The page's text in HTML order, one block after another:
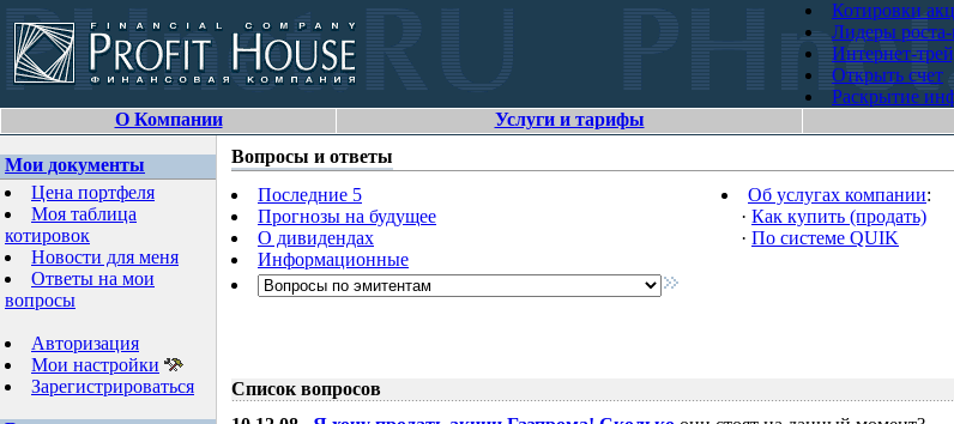
Котировки
Лидеры
Интернет-
Открыть счет
Раскрытие
О Компании
Услуги и тарифы
Мои документы
Цена портфеля
Моя таблица
котировок
Новости для меня
Ответы на мои
вопросы
Авторизация
Мои настройки
Зарегистрироваться
Вопросы и ответы
Последние 5
Прогнозы на будущее
О дивидендах
Информационные
Об услугах компании:
· Как купить (продать)
· По системе QUIK
Список вопросов